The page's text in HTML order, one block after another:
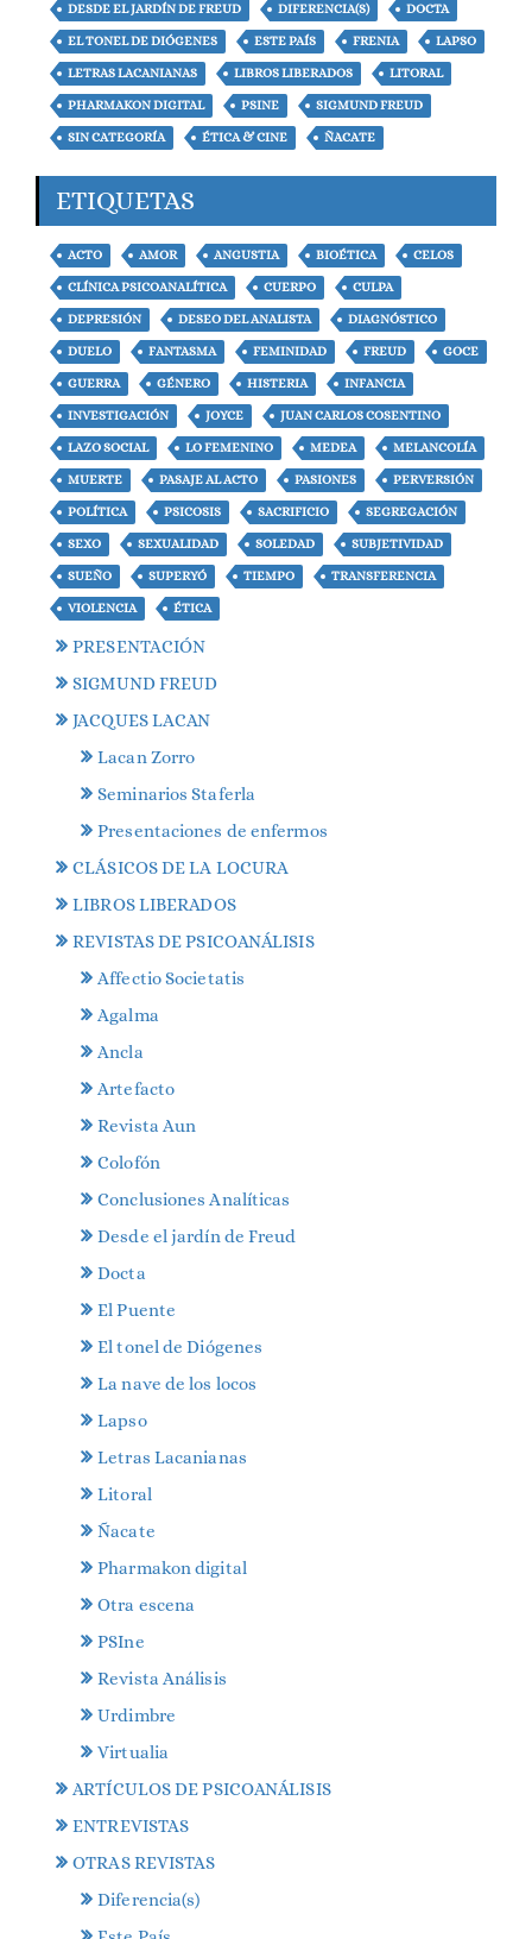
DESDE EL JARDÍN DE FREUD DIFERENCIA(S) DOCTA
EL TONEL DE DIÓGENES ESTE PAÍS FRENIA LAPSO
LETRAS LACANIANAS LIBROS LIBERADOS LITORAL
PHARMAKON DIGITAL PSINE SIGMUND FREUD
SIN CATEGORÍA ÉTICA & CINE ÑACATE
ETIQUETAS
ACTO AMOR ANGUSTIA BIOÉTICA CELOS
CLÍNICA PSICOANALÍTICA CUERPO CULPA
DEPRESIÓN DESEO DEL ANALISTA DIAGNÓSTICO
DUELO FANTASMA FEMINIDAD FREUD GOCE
GUERRA GÉNERO HISTERIA INFANCIA
INVESTIGACIÓN JOYCE JUAN CARLOS COSENTINO
LAZO SOCIAL LO FEMENINO MEDEA MELANCOLÍA
MUERTE PASAJE AL ACTO PASIONES PERVERSIÓN
POLÍTICA PSICOSIS SACRIFICIO SEGREGACIÓN
SEXO SEXUALIDAD SOLEDAD SUBJETIVIDAD
SUEÑO SUPERYÓ TIEMPO TRANSFERENCIA
VIOLENCIA ÉTICA
PRESENTACIÓN
SIGMUND FREUD
JACQUES LACAN
Lacan Zorro
Seminarios Staferla
Presentaciones de enfermos
CLÁSICOS DE LA LOCURA
LIBROS LIBERADOS
REVISTAS DE PSICOANÁLISIS
Affectio Societatis
Agalma
Ancla
Artefacto
Revista Aun
Colofón
Conclusiones Analíticas
Desde el jardín de Freud
Docta
El Puente
El tonel de Diógenes
La nave de los locos
Lapso
Letras Lacanianas
Litoral
Ñacate
Pharmakon digital
Otra escena
PSIne
Revista Análisis
Urdimbre
Virtualia
ARTÍCULOS DE PSICOANÁLISIS
ENTREVISTAS
OTRAS REVISTAS
Diferencia(s)